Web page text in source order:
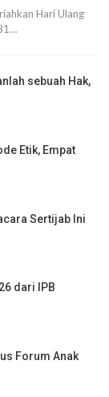
Hari Ulang
sebuah Hak,
Etik, Empat
Sertijab Ini
dari IPB
Forum Anak